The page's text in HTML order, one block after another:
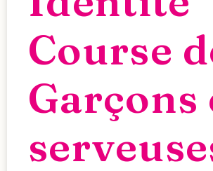
Course
Garçons